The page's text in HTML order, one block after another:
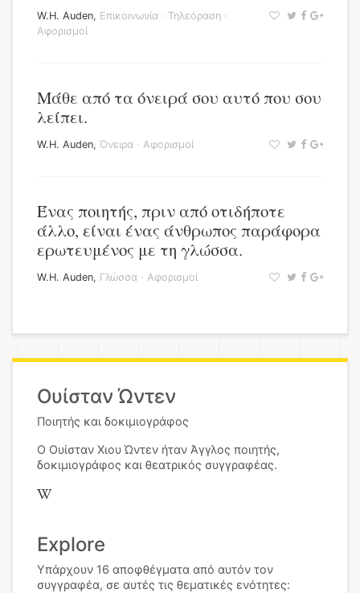
W.H. Auden, Επικοινωνία · Τηλεόραση ·
Αφορισμοί
Μάθε από τα όνειρά σου αυτό που σου
λείπει.
W.H. Auden, Όνειρα · Αφορισμοί
Ένας ποιητής, πριν από οτιδήποτε
άλλο, είναι ένας άνθρωπος παράφορα
ερωτευμένος με τη γλώσσα.
W.H. Auden, Γλώσσα · Αφορισμοί
Ουίσταν Ώντεν
Ποιητής και δοκιμιογράφος
Ο Ουίσταν Χιου Ώντεν ήταν Άγγλος ποιητής,
δοκιμιογράφος και θεατρικός συγγραφέας.
Explore
Υπάρχουν 16 αποφθέγματα από αυτόν τον
συγγραφέα, σε αυτές τις θεματικές ενότητες: